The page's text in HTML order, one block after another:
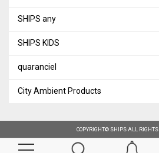
ペットグッズ
ALL
SHIPS any
SHIPS KIDS
quaranciel
City Ambient Products
COPYRIGHT© SHIPS ALL RIGHTS